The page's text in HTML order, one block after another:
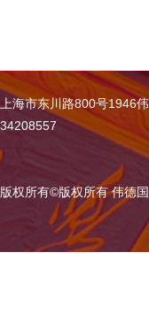
上海市东川路800号1946
34208557
版权所有©版权所有 伟德